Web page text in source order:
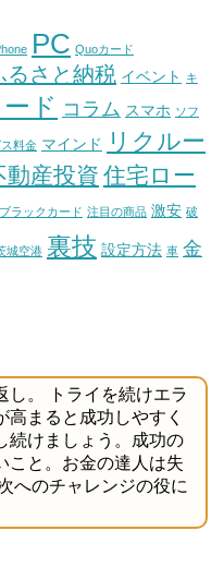
PC Quoカード
るさと納税 イベント キ
ド コラム スマホ ソフ
料金 マインド
リクルー
動産投資 住宅ロー
ラックカード 注目の商品 激安 破
城空港 裏技 設定方法 車 金
し。 トライを続けエラ
まると成功しやすく
続けましょう。成功の
こと。お金の達人は失
へのチャレンジの役に